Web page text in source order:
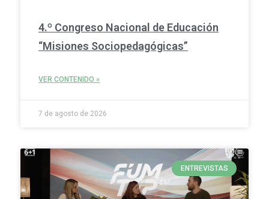
4.º Congreso Nacional de Educación
“Misiones Sociopedagógicas”
VER CONTENIDO »
7 de agosto de 2026
ENTREVISTAS